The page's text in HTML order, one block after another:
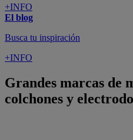
+INFO
El blog
Busca tu inspiración
+INFO
Grandes marcas de
colchones y